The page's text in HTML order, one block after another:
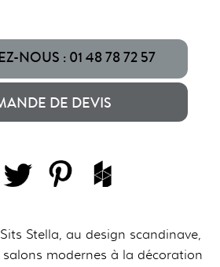
NOUS : 01 48 78 72 57
DE DEVIS
Stella, au design scandinave,
modernes à la décoration